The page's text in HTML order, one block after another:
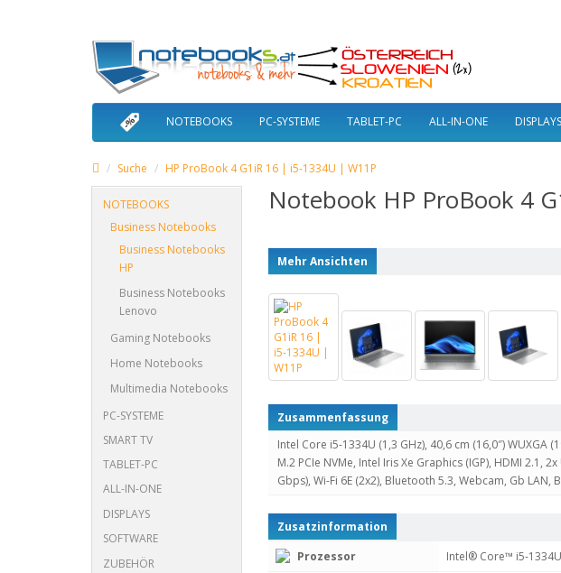
NOTEBOOKS PC-SYSTEME TABLET-PC ALL-IN-ONE DISPLAYS
Suche HP ProBook 4 G1iR 16 | i5-1334U | W11P
NOTEBOOKS
Business Notebooks
Business Notebooks
HP
Business Notebooks
Lenovo
Gaming Notebooks
Home Notebooks
Multimedia Notebooks
PC-SYSTEME
SMART TV
TABLET-PC
ALL-IN-ONE
DISPLAYS
SOFTWARE
ZUBEHÖR
Notebook HP ProBook 4
Mehr Ansichten
Zusammenfassung
Intel Core i5-1334U (1,3 GHz), 40,6 cm (16,0″) WUXGA
M.2 PCIe NVMe, Intel Iris Xe Graphics (IGP), HDMI 2.1,
Gbps), Wi-Fi 6E (2x2), Bluetooth 5.3, Webcam, Gb
Zusatzinformation
Prozessor
Intel® Core™ i5-